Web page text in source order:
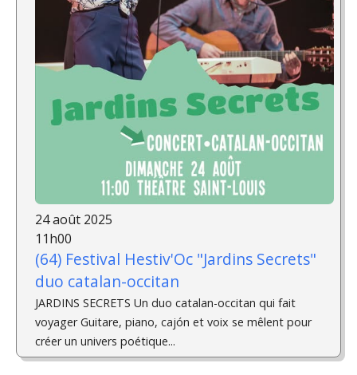
24 août 2025
11h00
(64) Festival Hestiv'Oc "Jardins Secrets"
duo catalan-occitan
JARDINS SECRETS Un duo catalan-occitan qui fait
voyager Guitare, piano, cajón et voix se mêlent pour
créer un univers poétique...